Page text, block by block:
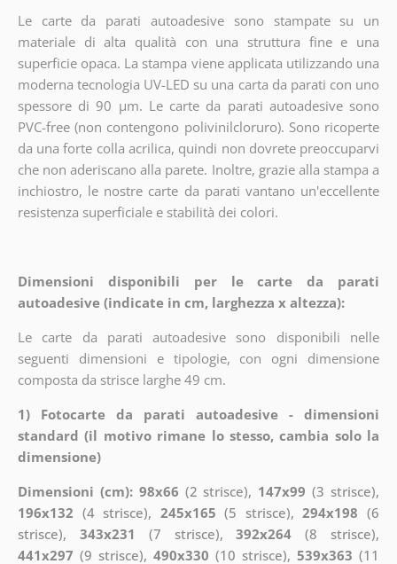
Le carte da parati autoadesive sono stampate su un
materiale di alta qualità con una struttura fine e una
superficie opaca. La stampa viene applicata utilizzando una
moderna tecnologia UV-LED su una carta da parati con uno
spessore di 90 µm. Le carte da parati autoadesive sono
PVC-free (non contengono polivinilcloruro). Sono ricoperte
da una forte colla acrilica, quindi non dovrete preoccuparvi
che non aderiscano alla parete. Inoltre, grazie alla stampa a
inchiostro, le nostre carte da parati vantano un'eccellente
resistenza superficiale e stabilità dei colori.
Dimensioni disponibili per le carte da parati
autoadesive (indicate in cm, larghezza x altezza):
Le carte da parati autoadesive sono disponibili nelle
seguenti dimensioni e tipologie, con ogni dimensione
composta da strisce larghe 49 cm.
1) Fotocarte da parati autoadesive - dimensioni
standard (il motivo rimane lo stesso, cambia solo la
dimensione)
Dimensioni (cm): 98x66 (2 strisce), 147x99 (3 strisce),
196x132 (4 strisce), 245x165 (5 strisce),294x198 (6
strisce), 343x231 (7 strisce),392x264 (8 strisce),
441x297 (9 strisce), 490x330 (10 strisce),539x363 (11